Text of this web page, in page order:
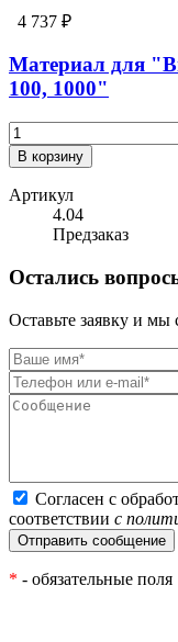
4 737 ₽
Материал для
100, 1000"
В корзину
Артикул
4.04
Предзаказ
Остались
Оставьте заявку и
Согласен с
соответствии с
* - обязательные поля